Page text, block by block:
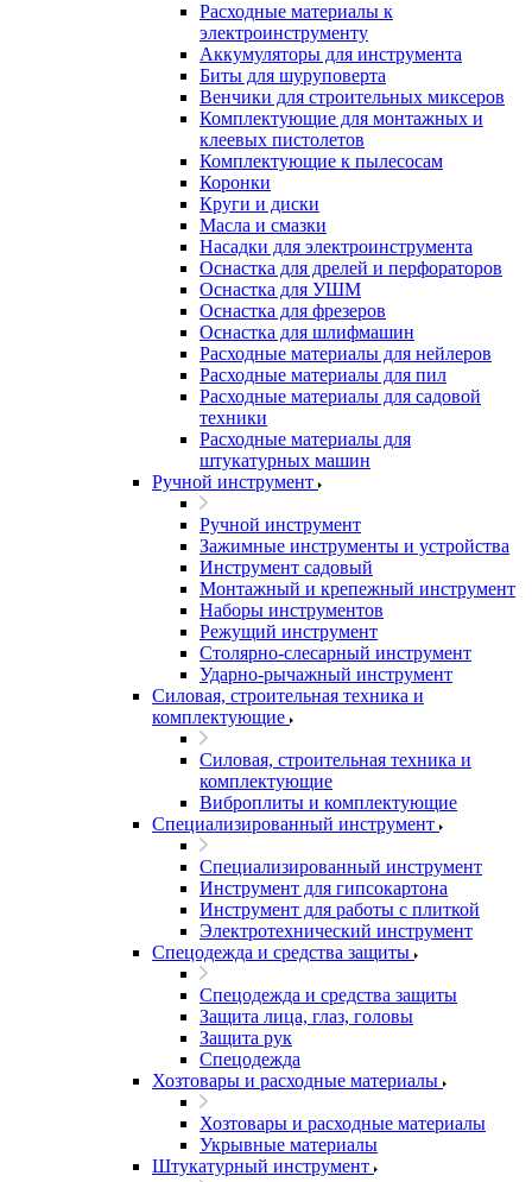
Расходные материалы к
электроинструменту
Аккумуляторы для инструмента
Биты для шуруповерта
Венчики для строительных миксеров
Комплектующие для монтажных и
клеевых пистолетов
Комплектующие к пылесосам
Коронки
Круги и диски
Масла и смазки
Насадки для электроинструмента
Оснастка для дрелей и перфораторов
Оснастка для УШМ
Оснастка для фрезеров
Оснастка для шлифмашин
Расходные материалы для нейлеров
Расходные материалы для пил
Расходные материалы для садовой
техники
Расходные материалы для
штукатурных машин
Ручной инструмент
Ручной инструмент
Зажимные инструменты и устройства
Инструмент садовый
Монтажный и крепежный инструмент
Наборы инструментов
Режущий инструмент
Столярно-слесарный инструмент
Ударно-рычажный инструмент
Силовая, строительная техника и
комплектующие
Силовая, строительная техника и
комплектующие
Виброплиты и комплектующие
Специализированный инструмент
Специализированный инструмент
Инструмент для гипсокартона
Инструмент для работы с плиткой
Электротехнический инструмент
Спецодежда и средства защиты
Спецодежда и средства защиты
Защита лица, глаз, головы
Защита рук
Спецодежда
Хозтовары и расходные материалы
Хозтовары и расходные материалы
Укрывные материалы
Штукатурный инструмент